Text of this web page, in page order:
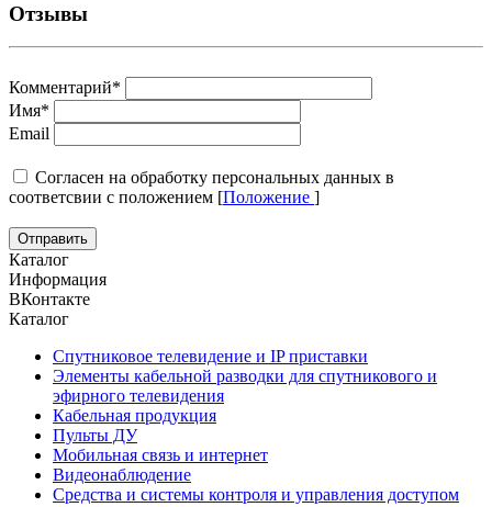
Отзывы
Комментарий*
Имя*
Email
Cогласен на обработку персональных данных в
соответсвии с положением [Положение ]
Каталог
Информация
ВКонтакте
Каталог
Спутниковое телевидение и IP приставки
Элементы кабельной разводки для спутникового и
эфирного телевидения
Кабельная продукция
Пульты ДУ
Мобильная связь и интернет
Видеонаблюдение
Средства и системы контроля и управления доступом